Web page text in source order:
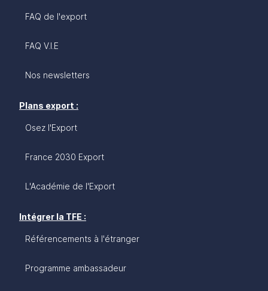
FAQ de l'export
FAQ V.I.E
Nos newsletters
Plans export :
Osez l'Export
France 2030 Export
L'Académie de l'Export
Intégrer la TFE :
Référencements à l'étranger
Programme ambassadeur